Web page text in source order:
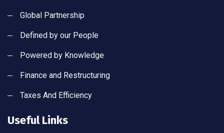
Global Partnership
Defined by our People
Powered by Knowledge
Finance and Restructuring
Taxes And Efficiency
Useful Links